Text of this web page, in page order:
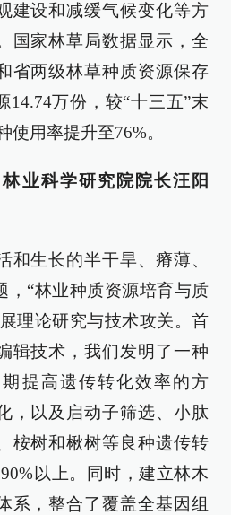
建设和减缓气候变化等方
国家林草局数据显示，全
省两级林草种质资源保存
14.74万份，较“十三五”末
使用率提升至76%。
林业科学研究院院长汪阳
和生长的半干旱、瘠薄、
，“林业种质资源培育与质
理论研究与技术攻关。首
辑技术，我们发明了一种
提高遗传转化效率的方
，以及启动子筛选、小肽
桉树和楸树等良种遗传转
以上。同时，建立林木
系，整合了覆盖全基因组